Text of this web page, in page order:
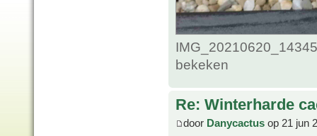
bekeken
Re: Winterharde
door Danycactus op 21 jun